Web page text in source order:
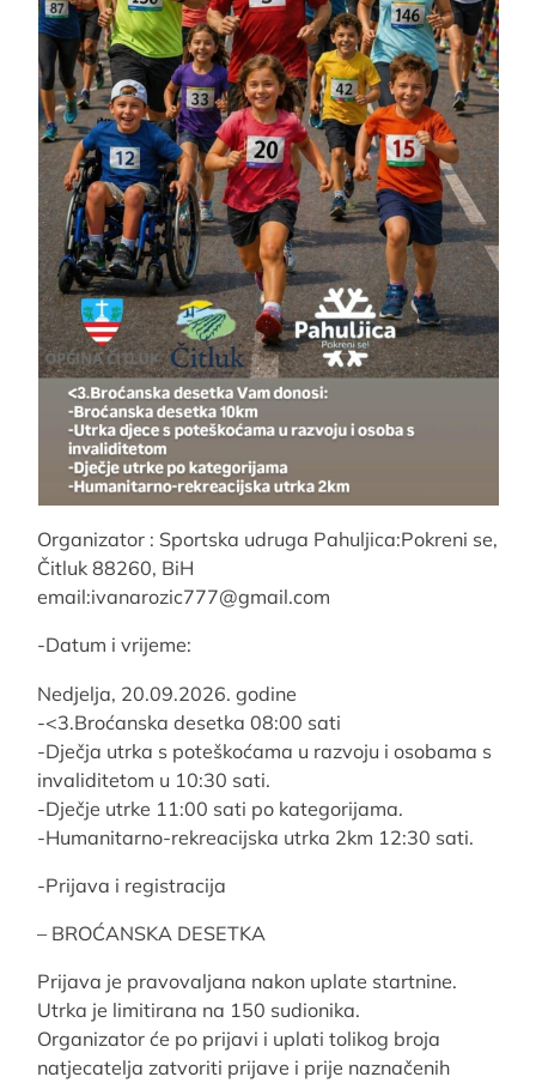
Organizator : Sportska udruga Pahuljica:Pokreni se,
Čitluk 88260, BiH
email:ivanarozic777@gmail.com
-Datum i vrijeme:
Nedjelja, 20.09.2026. godine
-<3.Broćanska desetka 08:00 sati
-Dječja utrka s poteškoćama u razvoju i osobama s
invaliditetom u 10:30 sati.
-Dječje utrke 11:00 sati po kategorijama.
-Humanitarno-rekreacijska utrka 2km 12:30 sati.
-Prijava i registracija
– BROĆANSKA DESETKA
Prijava je pravovaljana nakon uplate startnine.
Utrka je limitirana na 150 sudionika.
Organizator će po prijavi i uplati tolikog broja
natjecatelja zatvoriti prijave i prije naznačenih